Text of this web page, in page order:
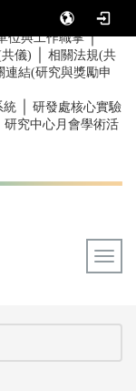
位與工作職掌｜
儀)
相關法規(共
連結(研究與獎勵申
統
研發處核心實驗
研究中心月會學術活